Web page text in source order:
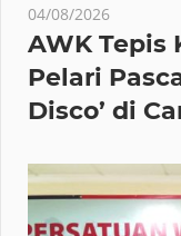
04/08/2026
AWK Tepis
Pelari
Disco’ di